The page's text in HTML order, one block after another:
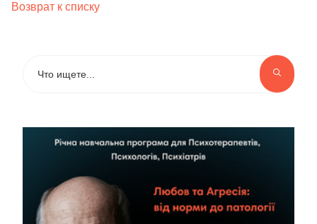
Возврат к списку